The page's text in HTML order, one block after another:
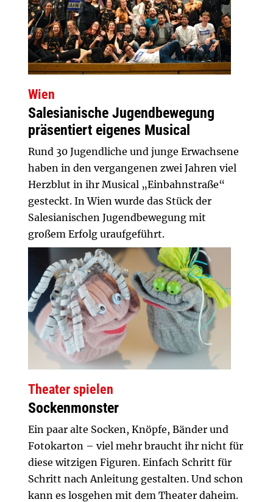
Wien
Salesianische Jugendbewegung
präsentiert eigenes Musical
Rund 30 Jugendliche und junge Erwachsene
haben in den vergangenen zwei Jahren viel
Herzblut in ihr Musical „Einbahnstraße“
gesteckt. In Wien wurde das Stück der
Salesianischen Jugendbewegung mit
großem Erfolg uraufgeführt.
Theater spielen
Sockenmonster
Ein paar alte Socken, Knöpfe, Bänder und
Fotokarton – viel mehr braucht ihr nicht für
diese witzigen Figuren. Einfach Schritt für
Schritt nach Anleitung gestalten. Und schon
kann es losgehen mit dem Theater daheim.